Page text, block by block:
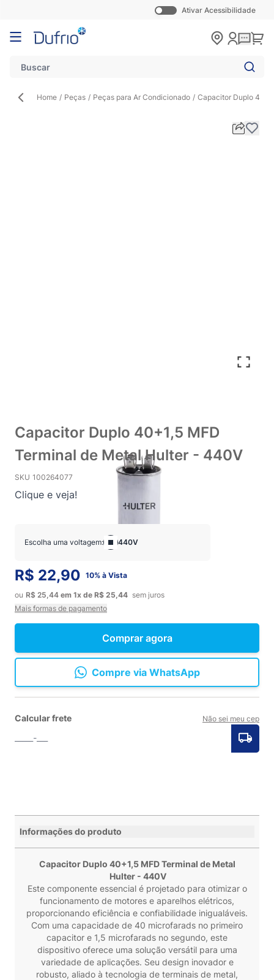
Ativar Acessibilidade
Pular para o conteúdo
Home / Peças / Peças para Ar Condicionado / Capacitor Duplo
Capacitor Duplo 40+1,5 MFD
Terminal de Metal Hulter - 440V
SKU 100264077
Clique e veja!
Comprar agora
Escolha uma voltagem: 440V
R$ 22,90 10% à Vista
ou R$ 25,44 em 1x de R$ 25,44 sem juros
Mais formas de pagamento
Compre via WhatsApp
Calcular frete Não sei meu cep
Informações do produto
Capacitor Duplo 40+1,5 MFD Terminal de Metal
Hulter - 440V
Este componente essencial é projetado para otimizar o
funcionamento de motores e aparelhos elétricos,
proporcionando eficiência e confiabilidade inigualáveis.
Com uma capacidade de 40 microfarads no primeiro
capacitor e 1,5 microfarads no segundo, este
dispositivo oferece uma solução versátil para uma
variedade de aplicações. Seu design inovador e
robusto, aliado à tecnologia de terminais de metal,